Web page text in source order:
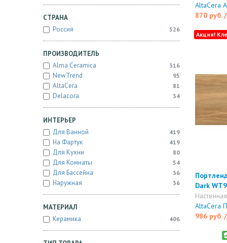
СТРАНА
Россия
526
ПРОИЗВОДИТЕЛЬ
Alma Ceramica
316
NewTrend 95
AltaCera 81
Delacora 34
ИНТЕРЬЕР
Для Ванной
419
На Фартук 419
Для Кухни 80
Для Комнаты 54
Для Бассейна 36
Наружная 36
МАТЕРИАЛ
Керамика
406
AltaCera
870 руб.
Акция!
Dark
AltaCera
986 руб.